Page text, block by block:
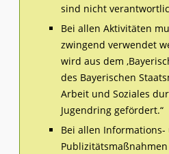
sind nicht
Bei allen Aktivitäten
zwingend verwendet
wird aus dem
des Bayerischen
Arbeit und Soziales
Jugendring gefördert.“
Bei allen Informations-